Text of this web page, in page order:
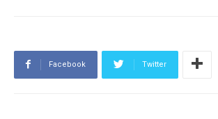
Facebook Twitter